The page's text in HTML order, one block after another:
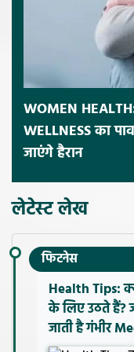
WOMEN
WELLNESS का
जाएंगे हैरान
लेटेस्ट लेख
फिटनेस
Health Tips:
के लिए उठते हैं?
जाती है गंभीर